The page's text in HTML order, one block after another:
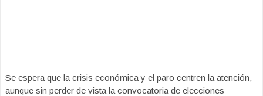
Se espera que la crisis económica y el paro centren la atención,
aunque sin perder de vista la convocatoria de elecciones